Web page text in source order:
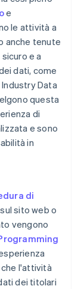
e
le attività a
anche tenute
e a
dati, come
Industry Data
questa
di
e sono
in
di
sito web o
vengono
l'attività
dei titolari